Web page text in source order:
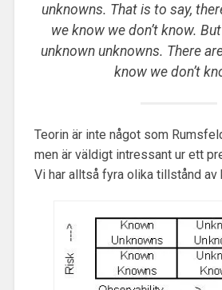
unknowns. That is to say,
we know we don’t know.
unknown unknowns. There
know we don’t
Teorin är inte något som
men är väldigt intressant ur ett
Vi har alltså fyra olika tillstånd av